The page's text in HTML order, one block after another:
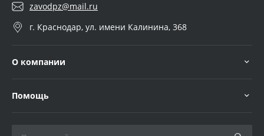
zavodpz@mail.ru
г. Краснодар, ул. имени Калинина, 368
О компании
Помощь